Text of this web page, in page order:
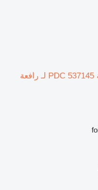
وحدة التحكم Demag مجموعة ترقية PDC 537145 لـ رافعة